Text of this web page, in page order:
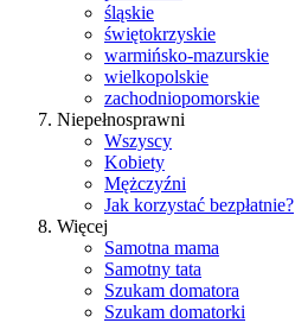
śląskie
świętokrzyskie
warmińsko-mazurskie
wielkopolskie
zachodniopomorskie
Niepełnosprawni
Wszyscy
Kobiety
Mężczyźni
Jak korzystać bezpłatnie?
Więcej
Samotna mama
Samotny tata
Szukam domatora
Szukam domatorki